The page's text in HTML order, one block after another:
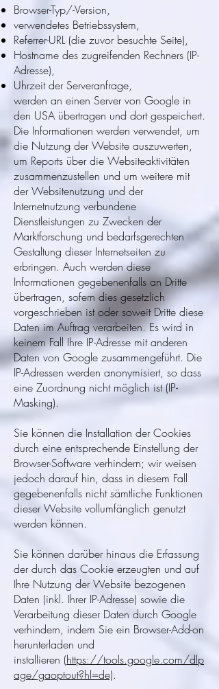
Browser-Typ/-Version,
verwendetes Betriebssystem,
Referrer-URL (die zuvor besuchte Seite),
Hostname des zugreifenden Rechners (IP-
Adresse),
Uhrzeit der Serveranfrage,
werden an einen Server von Google in
den USA übertragen und dort gespeichert.
Die Informationen werden verwendet, um
die Nutzung der Website auszuwerten,
um Reports über die Websiteaktivitäten
zusammenzustellen und um weitere mit
der Websitenutzung und der
Internetnutzung verbundene
Dienstleistungen zu Zwecken der
Marktforschung und bedarfsgerechten
Gestaltung dieser Internetseiten zu
erbringen. Auch werden diese
Informationen gegebenenfalls an Dritte
übertragen, sofern dies gesetzlich
vorgeschrieben ist oder soweit Dritte diese
Daten im Auftrag verarbeiten. Es wird in
keinem Fall Ihre IP-Adresse mit anderen
Daten von Google zusammengeführt. Die
IP-Adressen werden anonymisiert, so dass
eine Zuordnung nicht möglich ist (IP-
Masking).
Sie können die Installation der Cookies
durch eine entsprechende Einstellung der
Browser-Software verhindern; wir weisen
jedoch darauf hin, dass in diesem Fall
gegebenenfalls nicht sämtliche Funktionen
dieser Website vollumfänglich genutzt
werden können.
Sie können darüber hinaus die Erfassung
der durch das Cookie erzeugten und auf
Ihre Nutzung der Website bezogenen
Daten (inkl. Ihrer IP-Adresse) sowie die
Verarbeitung dieser Daten durch Google
verhindern, indem Sie ein Browser-Add-on
herunterladen und
installieren (https://tools.google.com/dlp
age/gaoptout?hl=de).